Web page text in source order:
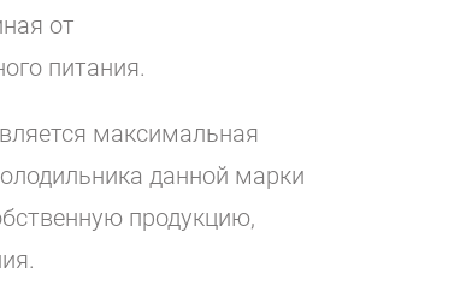
от
питания.
максимальная
данной марки
продукцию,